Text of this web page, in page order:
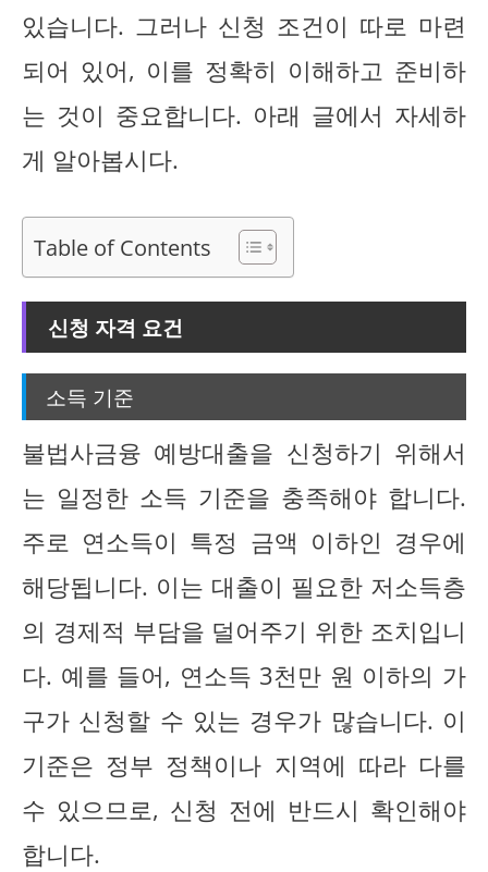
있습니다. 그러나 신청 조건이 따로 마련
되어 있어, 이를 정확히 이해하고 준비하
는 것이 중요합니다. 아래 글에서 자세하
게 알아봅시다.
Table of Contents
신청 자격 요건
소득 기준
불법사금융 예방대출을 신청하기 위해서
는 일정한 소득 기준을 충족해야 합니다.
주로 연소득이 특정 금액 이하인 경우에
해당됩니다. 이는 대출이 필요한 저소득층
의 경제적 부담을 덜어주기 위한 조치입니
다. 예를 들어, 연소득 3천만 원 이하의 가
구가 신청할 수 있는 경우가 많습니다. 이
기준은 정부 정책이나 지역에 따라 다를
수 있으므로, 신청 전에 반드시 확인해야
합니다.